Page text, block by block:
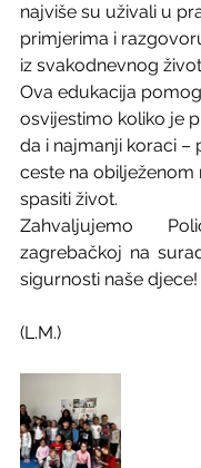
najviše su uživali u
primjerima i
iz svakodnevnog
Ova edukacija
osvijestimo koliko je
da i najmanji koraci –
ceste na
spasiti život.
Zahvaljujemo
zagrebačkoj na
sigurnosti naše djece!
(L.M.)